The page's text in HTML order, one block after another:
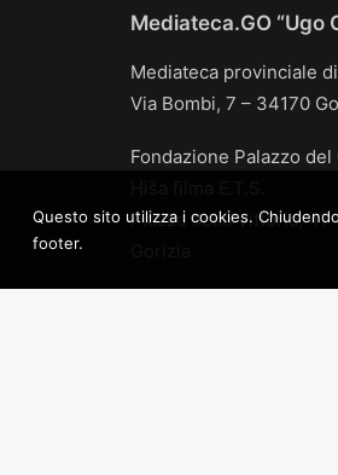
Mediateca.GO “Ugo
Mediateca provinciale
Via Bombi, 7 – 34170
Fondazione Palazzo del
Piazza della Vittoria, 41
Questo sito utilizza i cookies.
footer.